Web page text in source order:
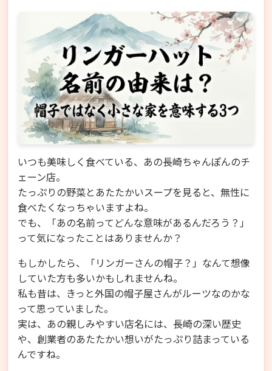
いつも美味しく食べている、あの長崎ちゃんぽんのチ
ェーン店。
たっぷりの野菜とあたたかいスープを見ると、無性に
食べたくなっちゃいますよね。
でも、「あの名前ってどんな意味があるんだろう？」
って気になったことはありませんか？
もしかしたら、「リンガーさんの帽子？」なんて想像
していた方も多いかもしれませんね。
私も昔は、きっと外国の帽子屋さんがルーツなのかな
って思っていました。
実は、あの親しみやすい店名には、長崎の深い歴史
や、創業者のあたたかい想いがたっぷり詰まっている
んですね。